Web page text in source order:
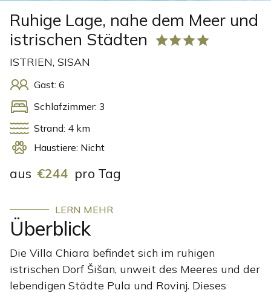
Ruhige Lage, nahe dem Meer und
istrischen Städten
ISTRIEN, SISAN
Gast: 6
Schlafzimmer: 3
Strand: 4 km
Haustiere: Nicht
aus €244 pro Tag
LERN MEHR
Überblick
Die Villa Chiara befindet sich im ruhigen
istrischen Dorf Šišan, unweit des Meeres und der
lebendigen Städte Pula und Rovinj. Dieses